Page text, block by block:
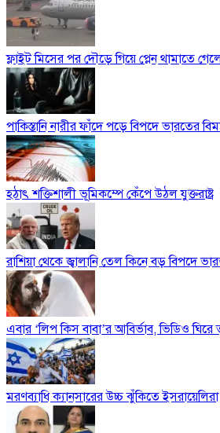
ফ্লাইট মিসের পর দৌড়ে গিয়ে প্লেন থামাতে
পাকিস্তানি নারীর ফাঁদে পড়ে বিপদে ভারতের
হঠাৎ শক্তিশালী ভূমিকম্পে কেঁপে উঠল যুক্তরাষ্ট্র
রাশিয়া থেকে জ্বালানি তেল কিনে বড় বিপদে
এবার ‘লিপ কিস বাবা’র আবির্ভাব, ভিডিও
মরণব্যাধি ক্যানসারের উচ্চ ঝুঁকিতে ইসরায়েলিরা